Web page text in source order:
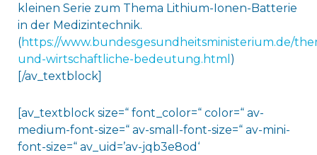
kleinen Serie zum Thema Lithium-Ionen-Batterie
in der Medizintechnik.
(https://www.bundesgesundheitsministerium.de/
und-wirtschaftliche-bedeutung.html )
[/av_textblock]
[av_textblock size=“ font_color=“ color=“ av-
medium-font-size=“ av-small-font-size=“ av-mini-
font-size=“ av_uid=’av-jqb3e8od‘